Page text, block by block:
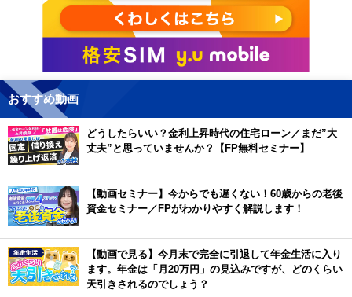
おすすめ動画
どうしたらいい？金利上昇時代の住宅ローン／まだ”大
丈夫”と思っていませんか？【FP無料セミナー】
【動画セミナー】今からでも遅くない！60歳からの老後
資金セミナー／FPがわかりやすく解説します！
【動画で見る】今月末で完全に引退して年金生活に入り
ます。年金は「月20万円」の見込みですが、どのくらい
天引きされるのでしょう？